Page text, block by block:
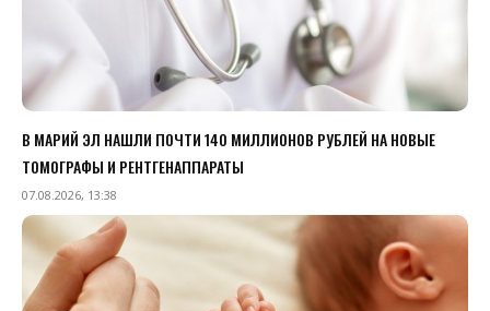
В МАРИЙ ЭЛ НАШЛИ ПОЧТИ 140 МИЛЛИОНОВ РУБЛЕЙ НА НОВЫЕ
ТОМОГРАФЫ И РЕНТГЕНАППАРАТЫ
07.08.2026, 13:38